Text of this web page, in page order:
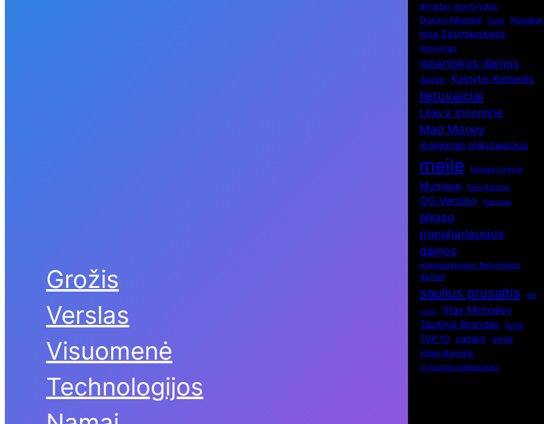
Grožis
Verslas
Visuomenė
Technologijos
donatas montvydas
Donny Montell GJan Husarai
Ieva Zasimauskaitė
Ironvytas
ispaniskos dainos
Jazzu Kastytis Kerbedis
lietuvaiciai
Lilas ir Innomine
Mad Money
marijonas mikutavicius
meile Monika Linkytė
Moniqué Niko Barisas
OG Version Patruliai
pikaso
populiariausios
dainos
populiariausios lietuviskos
dainos
saulius prusaitis sel
stano
Stas Michailov
Tautinis Brandas
tonis
TOP 10 vasara vega
Vidas Bareikis
vytautas siskauskas